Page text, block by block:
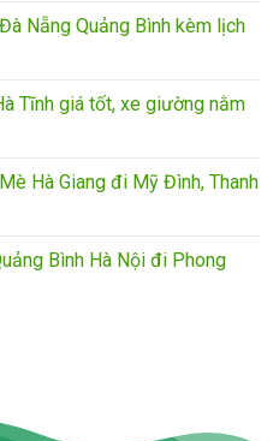
Nẵng Quảng Bình kèm lịch
Tĩnh giá tốt, xe giường nằm
Hà Giang đi Mỹ Đình, Thanh
Bình Hà Nội đi Phong